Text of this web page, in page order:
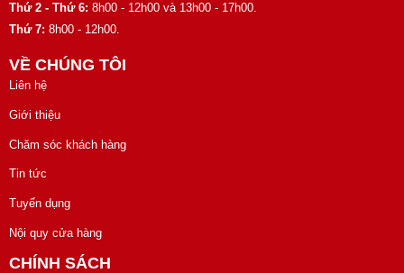
Thứ 2 - Thứ 6: 8h00 - 12h00 và 13h00 - 17h00.
Thứ 7: 8h00 - 12h00.
VỀ CHÚNG TÔI
Liên hệ
Giới thiệu
Chăm sóc khách hàng
Tin tức
Tuyển dụng
Nội quy cửa hàng
CHÍNH SÁCH